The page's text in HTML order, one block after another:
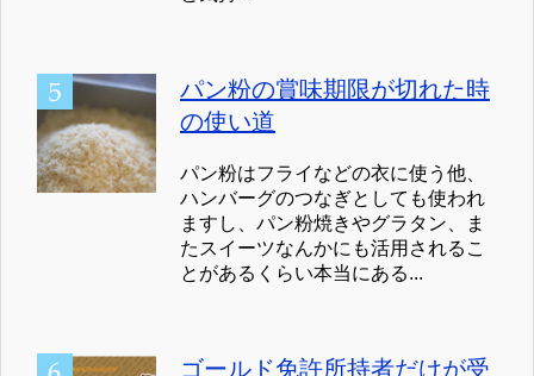
パン粉の賞味期限が切れた時
の使い道
パン粉はフライなどの衣に使う他、
ハンバーグのつなぎとしても使われ
ますし、パン粉焼きやグラタン、ま
たスイーツなんかにも活用されるこ
とがあるくらい本当にある...
ゴールド免許所持者だけが受